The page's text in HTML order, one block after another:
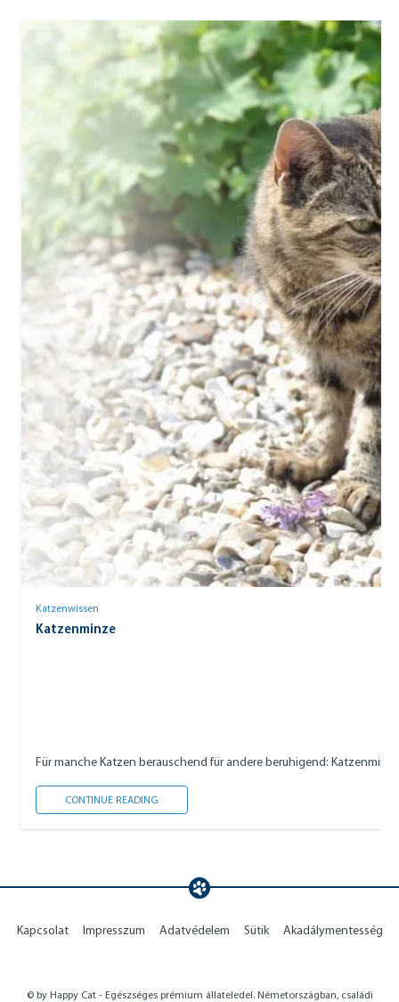
Katzenwissen
Katzenminze
Für manche Katzen berauschend für andere beruhigend:
CONTINUE READING
Kapcsolat Impresszum Adatvédelem Sütik Akadálymentesség
© by Happy Cat - Egészséges prémium állateledel. Németországban, családi